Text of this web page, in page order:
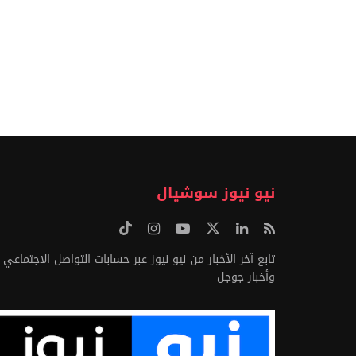
نيو نيوز سوشيال
تابع آخر الأخبار من نيو نيوز عبر حسابات التواصل الاجتماعي
وأخبار جوجل